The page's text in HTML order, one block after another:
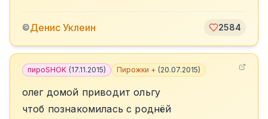
©Денис Уклеин 2584
пироSHOK (17.11.2015) Пирожки + (20.07.2015)
олег домой приводит ольгу
чтоб познакомилась с роднёй